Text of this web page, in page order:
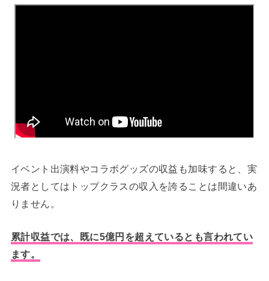
イベント出演料やコラボグッズの収益も加味すると、実
況者としてはトップクラスの収入を誇ることは間違いあ
りません。
累計収益では、既に5億円を超えているとも言われてい
ます。